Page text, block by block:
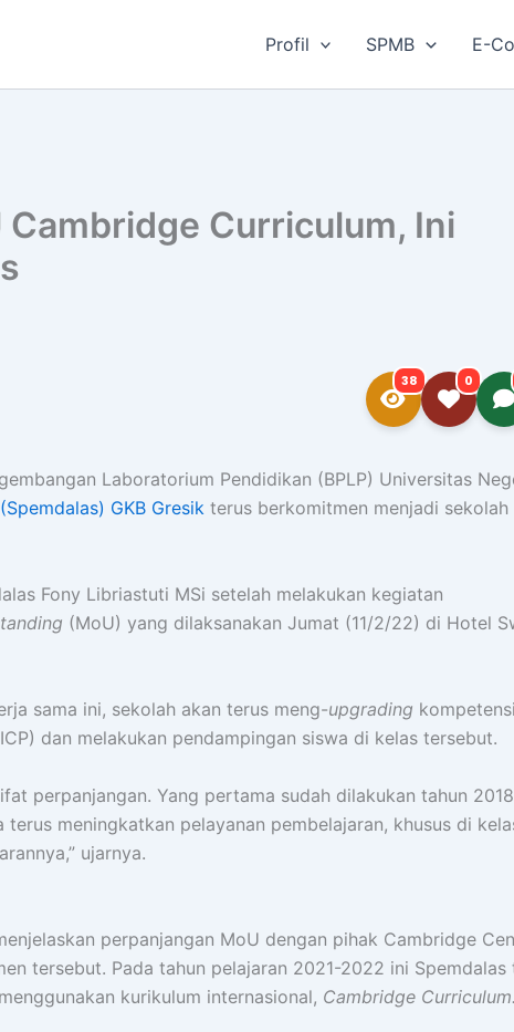
Profil SPMB E-
Curriculum, Ini
38 0
Laboratorium Pendidikan (BPLP) Universitas
GKB Gresik terus berkomitmen menjadi sekolah
Fony Libriastuti MSi setelah melakukan kegiatan
(MoU) yang dilaksanakan Jumat (11/2/22) di Hotel
sama ini, sekolah akan terus meng-upgrading
dan melakukan pendampingan siswa di kelas tersebut.
perpanjangan. Yang pertama sudah dilakukan tahun
meningkatkan pelayanan pembelajaran, khusus di
ujarnya.
perpanjangan MoU dengan pihak Cambridge
tersebut. Pada tahun pelajaran 2021-2022 ini Spemdalas
kurikulum internasional, Cambridge Curriculum.